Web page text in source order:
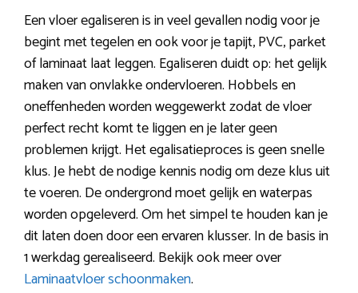
Een vloer egaliseren is in veel gevallen nodig voor je
begint met tegelen en ook voor je tapijt, PVC, parket
of laminaat laat leggen. Egaliseren duidt op: het gelijk
maken van onvlakke ondervloeren. Hobbels en
oneffenheden worden weggewerkt zodat de vloer
perfect recht komt te liggen en je later geen
problemen krijgt. Het egalisatieproces is geen snelle
klus. Je hebt de nodige kennis nodig om deze klus uit
te voeren. De ondergrond moet gelijk en waterpas
worden opgeleverd. Om het simpel te houden kan je
dit laten doen door een ervaren klusser. In de basis in
1 werkdag gerealiseerd. Bekijk ook meer over
Laminaatvloer schoonmaken.